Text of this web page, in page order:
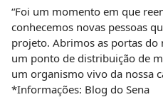
“Foi um momento em que
conhecemos novas pessoas
projeto. Abrimos as portas do
um ponto de distribuição de
um organismo vivo da nossa
*Informações: Blog do Sena